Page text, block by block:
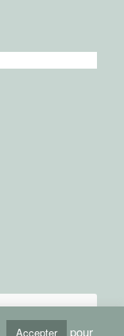
Accepter pour